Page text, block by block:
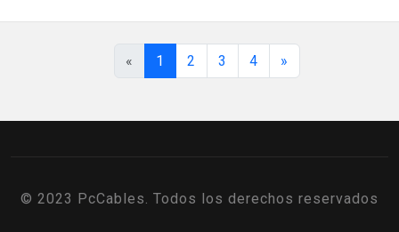
« 1 2 3 4 »
© 2023 PcCables. Todos los derechos reservados